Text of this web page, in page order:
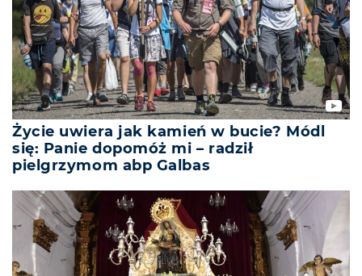
Życie uwiera jak kamień w bucie? Módl
się: Panie dopomóż mi – radził
pielgrzymom abp Galbas